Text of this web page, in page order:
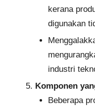
kerana
digunakan
industri
Komponen
Beberapa